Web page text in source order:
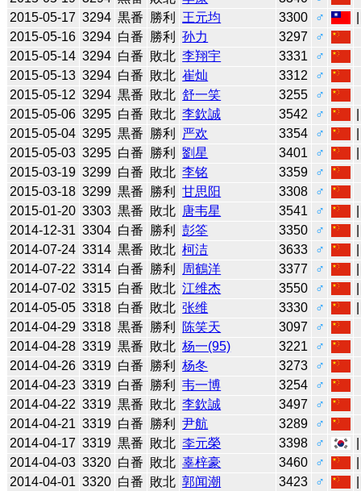
2015-05-17 3294 黒番 勝利 王元均 3300 ♂
2015-05-16 3294 白番 勝利 孙力 3297
♂
2015-05-14 3294 白番 敗北 李翔宇 3331
♂
2015-05-13 3294 白番 敗北 崔灿 3312
♂
2015-05-12 3294 黒番 敗北 舒一笑 3255
♂
2015-05-06 3295 白番 敗北 李欽誠 3542 ♂
2015-05-04 3295 黒番 勝利 严欢 3354 ♂
2015-05-03 3295 白番 勝利 劉星 3401 ♂
2015-03-19 3299 白番 敗北 李铭 3359
♂
2015-03-18 3299 黒番 勝利 甘思阳 3308
♂
2015-01-20 3303 黒番 敗北 唐韦星 3541 ♂
2014-12-31 3304 白番 勝利 彭筌 3350 ♂
2014-07-24 3314 黒番 敗北 柯洁 3633 ♂
2014-07-22 3314 白番 勝利 周鶴洋 3377 ♂
2014-07-02 3315 白番 敗北 江维杰 3550 ♂
2014-05-05 3318 白番 敗北 张维 3330 ♂
2014-04-29 3318 黒番 勝利 陈笑天 3097
♂
2014-04-28 3319 黒番 敗北 杨一(95) 3221
♂
2014-04-26 3319 白番 勝利 杨冬 3273
♂
2014-04-23 3319 白番 勝利 韦一博 3254
♂
2014-04-22 3319 黒番 敗北 李欽誠 3497
♂
2014-04-21 3319 白番 勝利 尹航 3289
♂
2014-04-17 3319 黒番 敗北 李元榮 3398 ♂
2014-04-03 3320 白番 敗北 辜梓豪 3460 ♂
2014-04-01 3320 白番 敗北 郭闻潮 3423 ♂